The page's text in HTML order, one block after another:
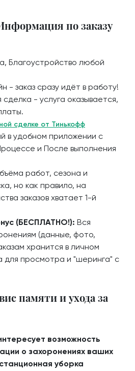
по заказу
Благоустройство любой
- заказ сразу идёт в работу!
сделка - услуга оказывается,
сделке от Тинькофф
в удобном приложении с
и После выполнения
работ, сезона и
но как правило, на
заказов хватает 1-й
(БЕСПЛАТНО!): Вся
(данные, фото,
хранится в личном
для просмотра и "шеринга" с
памяти и ухода за
возможность
о захоронениях ваших
уборка